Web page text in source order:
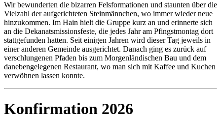
Wir bewunderten die bizarren Felsformationen und staunten über die
Vielzahl der aufgerichteten Steinmännchen, wo immer wieder neue
hinzukommen. Im Hain hielt die Gruppe kurz an und erinnerte sich
an die Dekanatsmissionsfeste, die jedes Jahr am Pfingstmontag dort
stattgefunden hatten. Seit einigen Jahren wird dieser Tag jeweils in
einer anderen Gemeinde ausgerichtet. Danach ging es zurück auf
verschlungenen Pfaden bis zum Morgenländischen Bau und dem
danebengelegenen Restaurant, wo man sich mit Kaffee und Kuchen
verwöhnen lassen konnte.
Konfirmation 2026